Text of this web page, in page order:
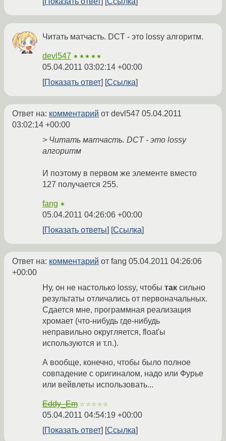
Читать матчасть. DCT - это lossy алгоритм.
devl547 ★★★★★
05.04.2011 03:02:14 +00:00
Показать ответ
Ссылка
Ответ на: комментарий от devl547 05.04.2011
03:02:14 +00:00
> Читать матчасть. DCT - это lossy
алгоритм
И поэтому в первом же элементе вместо
127 получается 255.
fang ★
05.04.2011 04:26:06 +00:00
Показать ответы
Ссылка
Ответ на: комментарий от fang 05.04.2011 04:26:06
+00:00
Ну, он не настолько lossy, чтобы так сильно
результаты отличались от первоначальных.
Сдается мне, программная реализация
хромает (что-нибудь где-нибудь
неправильно округляется, float'ы
используются и т.п.).
А вообще, конечно, чтобы было полное
совпадение с оригиналом, надо или Фурье
или вейвлеты использовать...
Eddy_Em ☆☆☆☆☆
05.04.2011 04:54:19 +00:00
Показать ответ
Ссылка